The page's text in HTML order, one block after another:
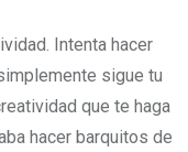
Intenta hacer
sigue tu
que te haga
hacer barquitos de